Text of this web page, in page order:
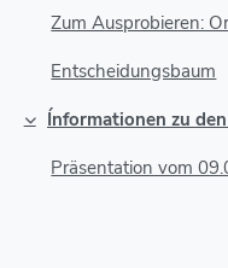
Entscheidungsbaum
Replier